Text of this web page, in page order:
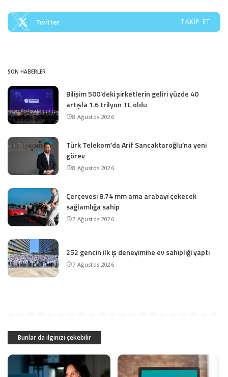
Twitter TAKIP ET
SON HABERLER
Bilişim 500’deki şirketlerin geliri yüzde 40
artışla 1.6 trilyon TL oldu
8 Ağustos 2026
Türk Telekom’da Arif Sancaktaroğlu’na yeni
görev
8 Ağustos 2026
Çerçevesi 8.74 mm ama arabayı çekecek
sağlamlığa sahip
7 Ağustos 2026
252 gencin ilk iş deneyimine ev sahipliği yaptı
7 Ağustos 2026
Bunlar da ilginizi çekebilir